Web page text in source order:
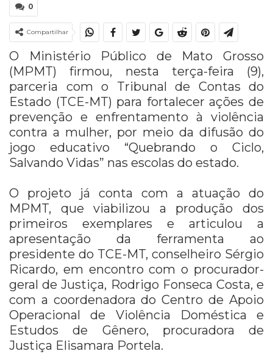
0
Compartilhar
O Ministério Público de Mato Grosso
(MPMT) firmou, nesta terça-feira (9),
parceria com o Tribunal de Contas do
Estado (TCE-MT) para fortalecer ações de
prevenção e enfrentamento à violência
contra a mulher, por meio da difusão do
jogo educativo “Quebrando o Ciclo,
Salvando Vidas” nas escolas do estado.
O projeto já conta com a atuação do
MPMT, que viabilizou a produção dos
primeiros exemplares e articulou a
apresentação da ferramenta ao
presidente do TCE-MT, conselheiro Sérgio
Ricardo, em encontro com o procurador-
geral de Justiça, Rodrigo Fonseca Costa, e
com a coordenadora do Centro de Apoio
Operacional de Violência Doméstica e
Estudos de Gênero, procuradora de
Justiça Elisamara Portela.